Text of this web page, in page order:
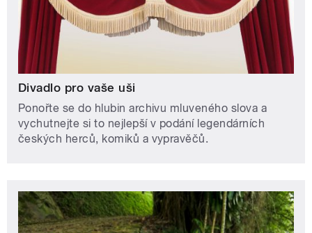
Divadlo pro vaše uši
Ponořte se do hlubin archivu mluveného slova a
vychutnejte si to nejlepší v podání legendárních
českých herců, komiků a vypravěčů.